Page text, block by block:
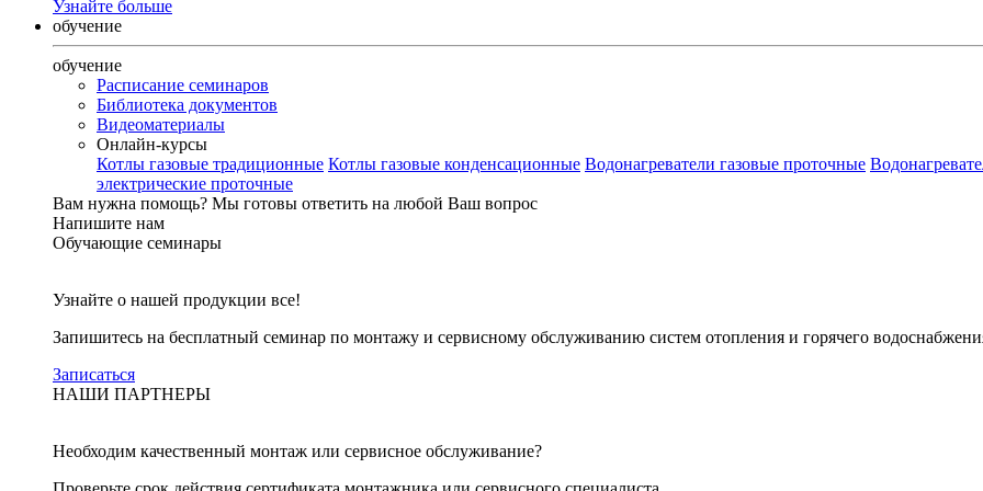
Узнайте больше
обучение
обучение
Расписание семинаров
Библиотека документов
Видеоматериалы
Онлайн-курсы
Котлы газовые традиционные Котлы газовые конденсационные Водонагреватели газовые проточные
электрические проточные
Вам нужна помощь? Мы готовы ответить на любой Ваш вопрос
Напишите нам
Обучающие семинары
Узнайте о нашей продукции все!
Запишитесь на бесплатный семинар по монтажу и сервисному обслуживанию систем отопления и горячего
Записаться
НАШИ ПАРТНЕРЫ
Необходим качественный монтаж или сервисное обслуживание?